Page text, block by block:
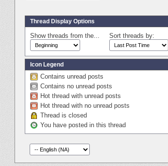
Thread Display Options
Show threads from the... Sort threads by:
Icon Legend
Contains unread posts
Contains no unread posts
Hot thread with unread posts
Hot thread with no unread posts
Thread is closed
You have posted in this thread